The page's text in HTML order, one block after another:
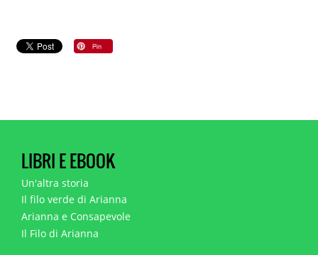
LIBRI E EBOOK
Un'altra storia
Il filo verde di Arianna
Arianna e Consapevole
Il Filo di Arianna